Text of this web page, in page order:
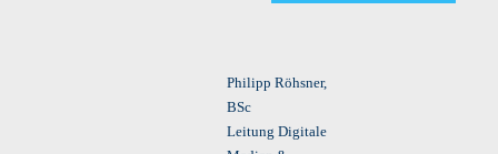
Philipp Röhsner,
BSc
Leitung Digitale